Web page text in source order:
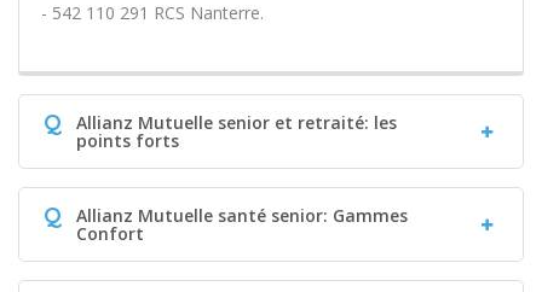
- 542 110 291 RCS Nanterre.
Q Allianz Mutuelle senior et retraité: les
points forts
Q Allianz Mutuelle santé senior: Gammes
Confort